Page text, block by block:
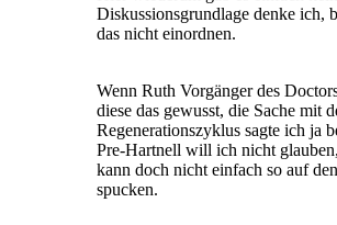
Diskussionsgrundlage denke ich,
das nicht einordnen.
Wenn Ruth Vorgänger des
diese das gewusst, die Sache mit
Regenerationszyklus sagte ich ja
Pre-Hartnell will ich nicht
kann doch nicht einfach so auf
spucken.